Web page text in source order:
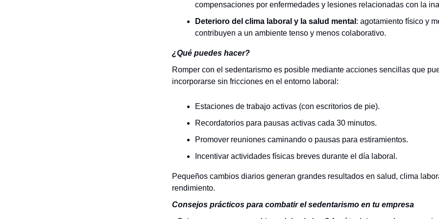
compensaciones por enfermedades y lesiones relacionadas con la
Deterioro del clima laboral y la salud mental : agotamiento físico y
contribuyen a un ambiente tenso y menos colaborativo.
¿Qué puedes hacer?
Romper con el sedentarismo es posible mediante acciones sencillas que
incorporarse sin fricciones en el entorno laboral:
Estaciones de trabajo activas (con escritorios de pie).
Recordatorios para pausas activas cada 30 minutos.
Promover reuniones caminando o pausas para estiramientos.
Incentivar actividades físicas breves durante el día laboral.
Pequeños cambios diarios generan grandes resultados en salud, clima
rendimiento.
Consejos prácticos para combatir el sedentarismo en tu empresa